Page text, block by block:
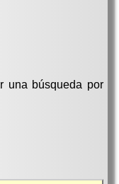
una búsqueda por